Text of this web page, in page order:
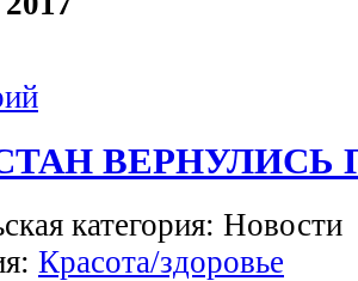
ВЕРНУЛИСЬ
категория: Новости
Красота/здоровье